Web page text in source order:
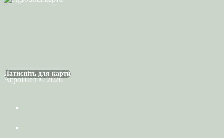
Натисніть для карти
АгроШел © 2026